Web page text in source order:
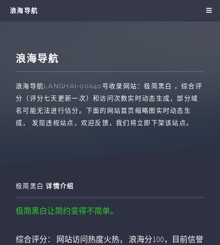
浪海导航
浪海导航
浪海导航LANGHAI-00040号收录网站：极简黑白
，综合评
分（评分七天更新一次）和访问次数实时动态生成，部分域
名可能无法进行估分。下面的网站首页缩略图实时动态生
成， 发现违规站点，欢迎反馈，我们将立即下架该站点。
极简黑白 详情介绍
极简黑白让简约变得不简单。
综合评分：
网站访问热度火热， 浪海分100，目前信誉